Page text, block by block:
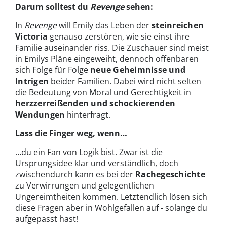
Darum solltest du Revengesehen:
In Revengewill Emily das Leben dersteinreichen
Victoria genauso zerstören, wie sie einst ihre
Familie auseinander riss. Die Zuschauer sind meist
in Emilys Pläne eingeweiht, dennoch offenbaren
sich Folge für Folge neue Geheimnisse und
Intrigen beider Familien. Dabei wird nicht selten
die Bedeutung von Moral und Gerechtigkeit in
herzzerreißenden und schockierenden
Wendungen hinterfragt.
Lass die Finger weg, wenn…
…du ein Fan von Logik bist. Zwar ist die
Ursprungsidee klar und verständlich, doch
zwischendurch kann es bei der Rachegeschichte
zu Verwirrungen und gelegentlichen
Ungereimtheiten kommen. Letztendlich lösen sich
diese Fragen aber in Wohlgefallen auf - solange du
aufgepasst hast!